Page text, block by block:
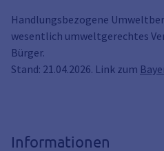
Handlungsbezogene
wesentlich umweltgerechtes
Bürger.
Stand: 21.04.2026. Link zum
Informationen